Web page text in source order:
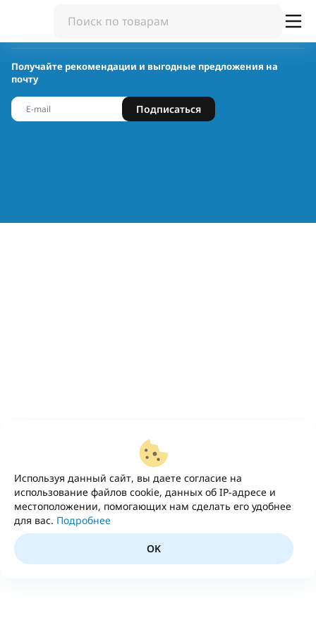
Используя данный сайт, вы даете согласие на
использование файлов cookie, данных об IP-адресе и
местоположении, помогающих нам сделать его удобнее
для вас. Подробнее
OK
Получайте рекомендации и выгодные предложения на
почту
Подписаться